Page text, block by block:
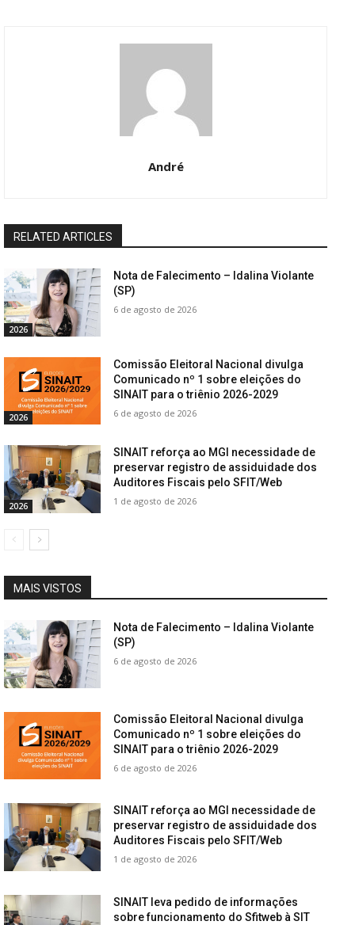
André
RELATED ARTICLES
2026
Nota de Falecimento – Idalina Violante
(SP)
6 de agosto de 2026
2026
Comissão Eleitoral Nacional divulga
Comunicado nº 1 sobre eleições do
SINAIT para o triênio 2026-2029
6 de agosto de 2026
2026
SINAIT reforça ao MGI necessidade de
preservar registro de assiduidade dos
Auditores Fiscais pelo SFIT/Web
1 de agosto de 2026
MAIS VISTOS
Nota de Falecimento – Idalina Violante
(SP)
6 de agosto de 2026
Comissão Eleitoral Nacional divulga
Comunicado nº 1 sobre eleições do
SINAIT para o triênio 2026-2029
6 de agosto de 2026
SINAIT reforça ao MGI necessidade de
preservar registro de assiduidade dos
Auditores Fiscais pelo SFIT/Web
1 de agosto de 2026
SINAIT leva pedido de informações
sobre funcionamento do Sfitweb à SIT